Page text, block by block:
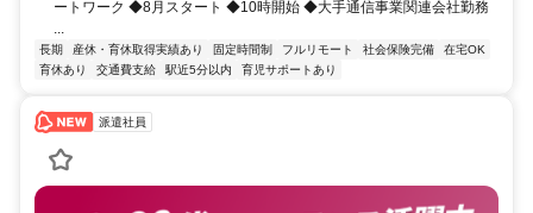
ートワーク ◆8月スタート ◆10時開始 ◆大手通信事業関連会社勤務
...
長期 産休・育休取得実績あり 固定時間制 フルリモート 社会保険完備
在宅OK
育休あり
交通費支給 駅近5分以内 育児サポートあり
派遣社員